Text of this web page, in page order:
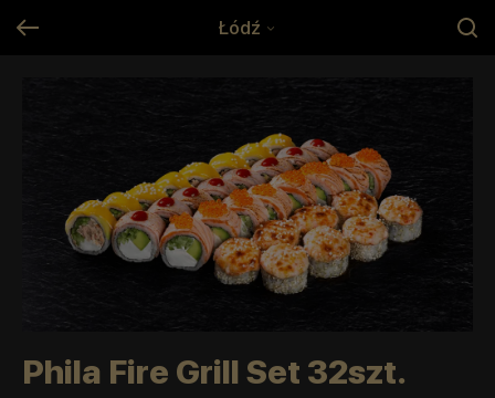
Łódź
Phila Fire Grill Set 32szt.